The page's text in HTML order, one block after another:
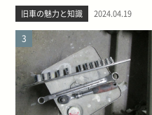
旧車の魅力と知識 2024.04.19
3